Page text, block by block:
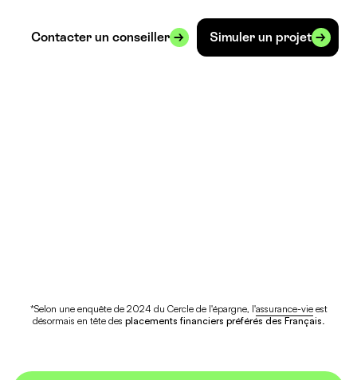
Contacter un conseiller Simuler un projet
*Selon une enquête de 2024 du Cercle de l'épargne, l'assurance-vieest
désormais en tête des placements financiers préférés des Français.